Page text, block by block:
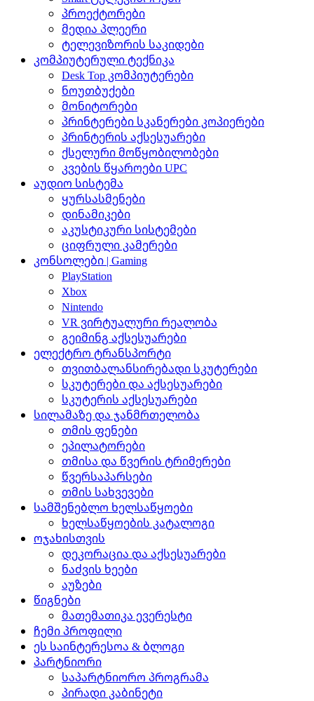
პროექტორები
მედია პლეერი
ტელევიზორის საკიდები
კომპიუტერული ტექნიკა
Desk Top კომპიუტერები
ნოუთბუქები
მონიტორები
პრინტერები სკანერები კოპიერები
პრინტერის აქსესუარები
ქსელური მოწყობილობები
კვების წყაროები UPC
აუდიო სისტემა
ყურსასმენები
დინამიკები
აკუსტიკური სისტემები
ციფრული კამერები
კონსოლები | Gaming
PlayStation
Xbox
Nintendo
VR ვირტუალური რეალობა
გეიმინგ აქსესუარები
ელექტრო ტრანსპორტი
თვითბალანსირებადი სკუტერები
სკუტერები და აქსესუარები
სკუტერის აქსესუარები
სილამაზე და ჯანმრთელობა
თმის ფენები
ეპილატორები
თმისა და წვერის ტრიმერები
წვერსაპარსები
თმის სახვევები
სამშენებლო ხელსაწყოები
ხელსაწყოების კატალოგი
ოჯახისთვის
დეკორაცია და აქსესუარები
ნაძვის ხეები
აუზები
წიგნები
მათემათიკა ევერესტი
ჩემი პროფილი
ეს საინტერესოა & ბლოგი
პარტნიორი
საპარტნიორო პროგრამა
პირადი კაბინეტი